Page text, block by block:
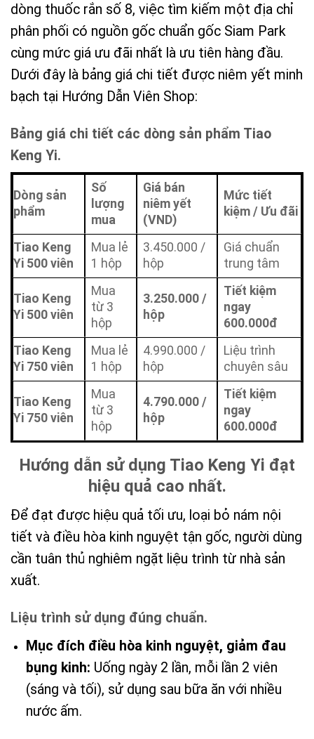
dòng thuốc rắn số 8, việc tìm kiếm một địa chỉ
phân phối có nguồn gốc chuẩn gốc Siam Park
cùng mức giá ưu đãi nhất là ưu tiên hàng đầu.
Dưới đây là bảng giá chi tiết được niêm yết minh
bạch tại Hướng Dẫn Viên Shop:
Bảng giá chi tiết các dòng sản phẩm Tiao
Keng Yi.
Dòng sản
phẩm
Số
lượng
mua
Giá bán
niêm yết
(VND)
Mức tiết
kiệm / Ưu đãi
Tiao Keng
Yi 500 viên
Mua lẻ
1 hộp
3.450.000 /
hộp
Giá chuẩn
trung tâm
Tiao Keng
Yi 500 viên
Mua
từ 3
hộp
3.250.000 /
hộp
Tiết kiệm
ngay
600.000đ
Tiao Keng
Yi 750 viên
Mua lẻ
1 hộp
4.990.000 /
hộp
Liệu trình
chuyên sâu
Tiao Keng
Yi 750 viên
Mua
từ 3
hộp
4.790.000 /
hộp
Tiết kiệm
ngay
600.000đ
Hướng dẫn sử dụng Tiao Keng Yi đạt
hiệu quả cao nhất.
Để đạt được hiệu quả tối ưu, loại bỏ nám nội
tiết và điều hòa kinh nguyệt tận gốc, người dùng
cần tuân thủ nghiêm ngặt liệu trình từ nhà sản
xuất.
Liệu trình sử dụng đúng chuẩn.
Mục đích điều hòa kinh nguyệt, giảm đau
bụng kinh: Uống ngày 2 lần, mỗi lần 2 viên
(sáng và tối), sử dụng sau bữa ăn với nhiều
nước ấm.